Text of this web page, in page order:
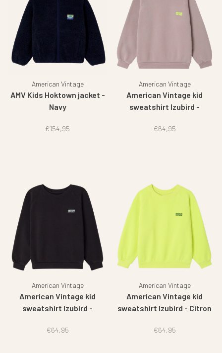
American Vintage
AMV Kids Hoktown jacket -
Navy
€154,95
American Vintage
American Vintage kid
sweatshirt Izubird -
€64,95
American Vintage
American Vintage kid
sweatshirt Izubird -
€64,95
American Vintage
American Vintage kid
sweatshirt Izubird - Citron
€64,95